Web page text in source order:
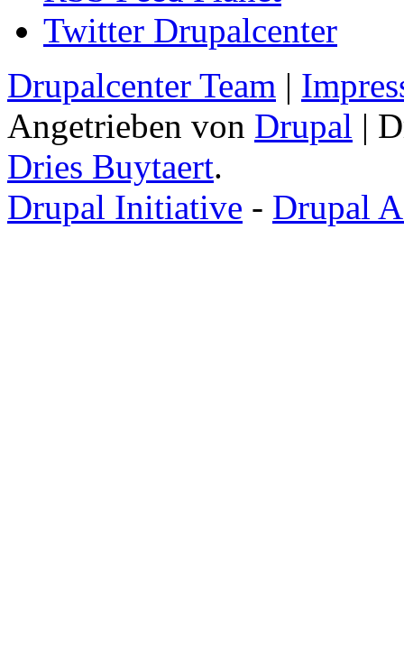
Twitter Drupalcenter
Drupalcenter Team |
Angetrieben von Drupal |
Dries Buytaert.
Drupal Initiative - Drupal